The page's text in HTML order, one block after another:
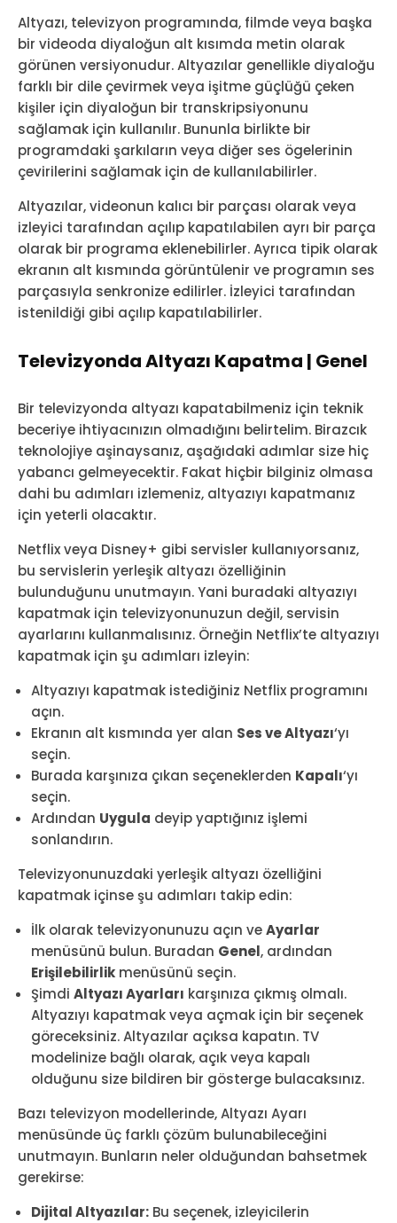
Altyazı, televizyon programında, filmde veya başka
bir videoda diyaloğun alt kısımda metin olarak
görünen versiyonudur. Altyazılar genellikle diyaloğu
farklı bir dile çevirmek veya işitme güçlüğü çeken
kişiler için diyaloğun bir transkripsiyonunu
sağlamak için kullanılır. Bununla birlikte bir
programdaki şarkıların veya diğer ses ögelerinin
çevirilerini sağlamak için de kullanılabilirler.
Altyazılar, videonun kalıcı bir parçası olarak veya
izleyici tarafından açılıp kapatılabilen ayrı bir parça
olarak bir programa eklenebilirler. Ayrıca tipik olarak
ekranın alt kısmında görüntülenir ve programın ses
parçasıyla senkronize edilirler. İzleyici tarafından
istenildiği gibi açılıp kapatılabilirler.
Televizyonda Altyazı Kapatma | Genel
Bir televizyonda altyazı kapatabilmeniz için teknik
beceriye ihtiyacınızın olmadığını belirtelim. Birazcık
teknolojiye aşinaysanız, aşağıdaki adımlar size hiç
yabancı gelmeyecektir. Fakat hiçbir bilginiz olmasa
dahi bu adımları izlemeniz, altyazıyı kapatmanız
için yeterli olacaktır.
Netflix veya Disney+ gibi servisler kullanıyorsanız,
bu servislerin yerleşik altyazı özelliğinin
bulunduğunu unutmayın. Yani buradaki altyazıyı
kapatmak için televizyonunuzun değil, servisin
ayarlarını kullanmalısınız. Örneğin Netflix’te altyazıyı
kapatmak için şu adımları izleyin:
Altyazıyı kapatmak istediğiniz Netflix programını
açın.
Ekranın alt kısmında yer alan Ses ve Altyazı‘yı
seçin.
Burada karşınıza çıkan seçeneklerden Kapalı‘yı
seçin.
Ardından Uygula deyip yaptığınız işlemi
sonlandırın.
Televizyonunuzdaki yerleşik altyazı özelliğini
kapatmak içinse şu adımları takip edin:
İlk olarak televizyonunuzu açın veAyarlar
menüsünü bulun. Buradan Genel, ardından
Erişilebilirlik menüsünü seçin.
Şimdi Altyazı Ayarları karşınıza çıkmış olmalı.
Altyazıyı kapatmak veya açmak için bir seçenek
göreceksiniz. Altyazılar açıksa kapatın. TV
modelinize bağlı olarak, açık veya kapalı
olduğunu size bildiren bir gösterge bulacaksınız.
Bazı televizyon modellerinde, Altyazı Ayarı
menüsünde üç farklı çözüm bulunabileceğini
unutmayın. Bunların neler olduğundan bahsetmek
gerekirse:
Dijital Altyazılar: Bu seçenek, izleyicilerin